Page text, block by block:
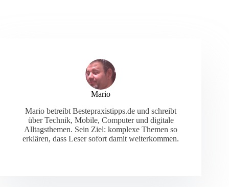
Mario
Mario betreibt Bestepraxistipps.de und schreibt
über Technik, Mobile, Computer und digitale
Alltagsthemen. Sein Ziel: komplexe Themen so
erklären, dass Leser sofort damit weiterkommen.